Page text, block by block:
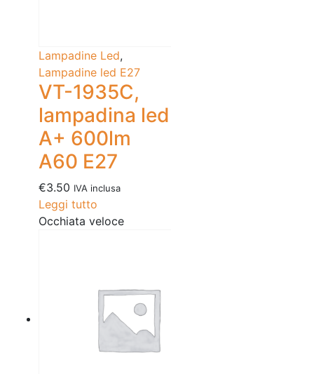
Lampadine Led,
Lampadine led E27
VT-1935C,
lampadina led
A+ 600lm
A60 E27
€3.50 IVA inclusa
Leggi tutto
Occhiata veloce